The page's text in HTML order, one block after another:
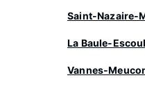
Saint-Nazaire-
La Baule-
Vannes-